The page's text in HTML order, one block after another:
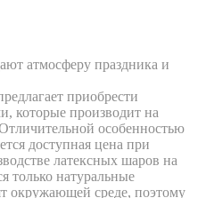
атмосферу праздника и
приобрести
которые производит на
особенностью
доступная цена при
латексных шаров на
только натуральные
окружающей среде, поэтому